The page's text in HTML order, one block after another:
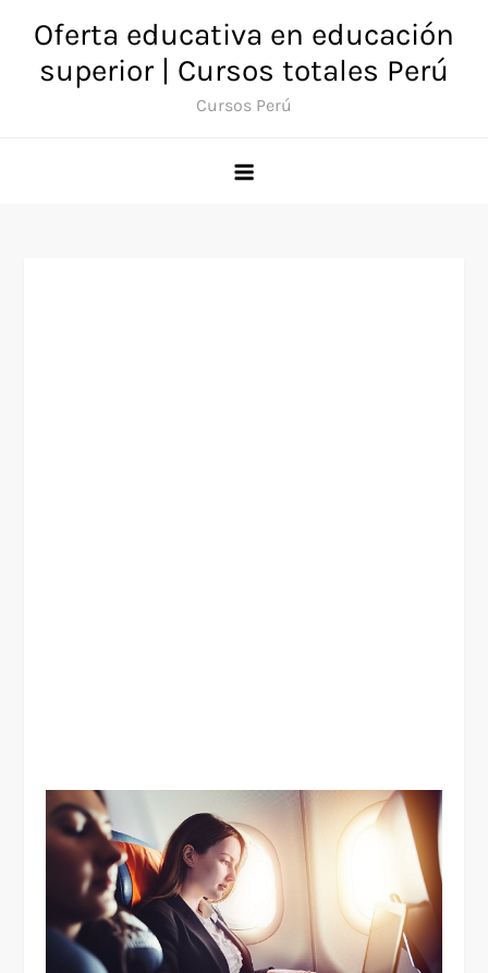
contenido
Oferta educativa en educación
superior | Cursos totales Perú
Cursos Perú